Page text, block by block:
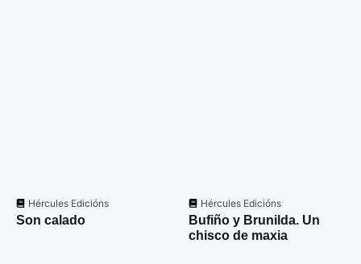
Hércules Edicións
Son calado
Hércules Edicións
Bufiño y Brunilda. Un
chisco de maxia